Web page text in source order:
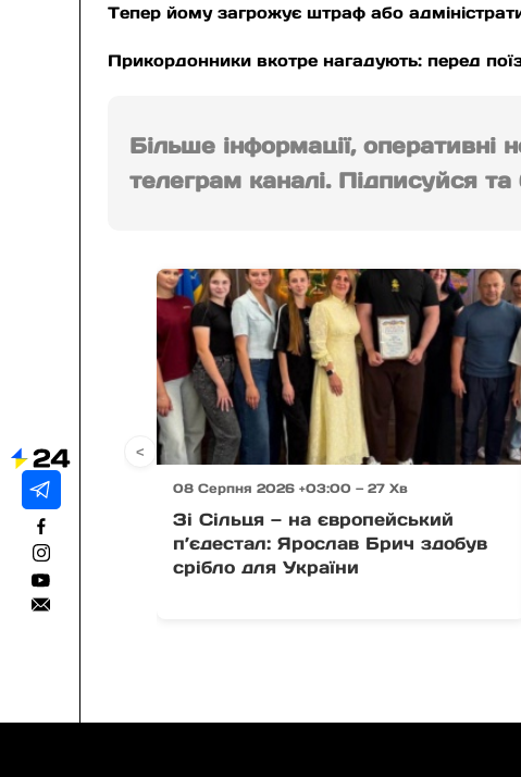
Тепер йому загрожує штраф або
Прикордонники вкотре нагадують: перед
Більше інформації,
телеграм каналі. Підписуйся та
08 Серпня 2026 +03:00 — 27 Хв
Зі Сільця — на європейський
п’єдестал: Ярослав Брич здобув
срібло для України
<